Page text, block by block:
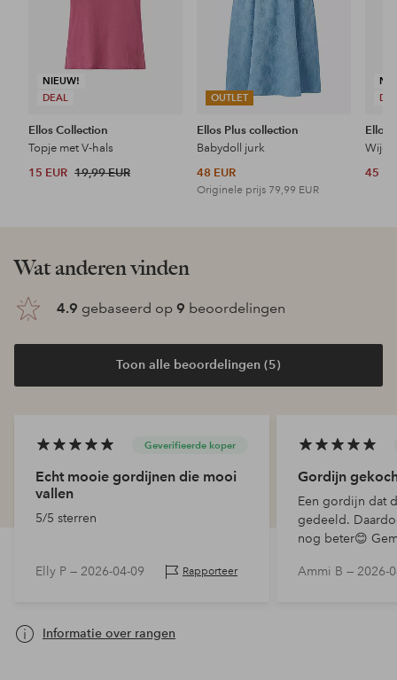
NIEUW!
DEAL
Ellos Collection
Topje met V-hals
15 EUR 19,99 EUR
OUTLET
Ellos Plus collection
Babydoll jurk
48 EUR
Originele prijs 79,99 EUR
Ellos
45
Wat anderen vinden
4.9 gebaseerd op 9 beoordelingen
Toon alle beoordelingen (5)
Geverifieerde koper
Echt mooie gordijnen die mooi
vallen
5/5 sterren
Elly P — 2026-04-09 Rapporteer
Gordijn
Een gordijn dat
gedeeld.
nog beter😊
helemaal
Ammi B — 2026-
Informatie over rangen